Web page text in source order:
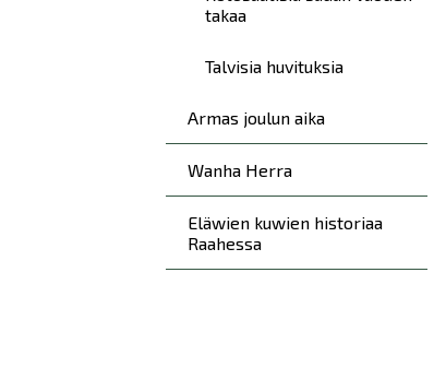
takaa
Talvisia huvituksia
Armas joulun aika
Wanha Herra
Eläwien kuwien historiaa
Raahessa